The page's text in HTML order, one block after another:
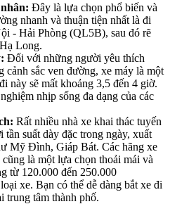
Đây là lựa chọn phổ biến và
nhanh và thuận tiện nhất là đi
- Hải Phòng (QL5B), sau đó rẽ
Long.
Đối với những người yêu thích
cảnh sắc ven đường, xe máy là một
này sẽ mất khoảng 3,5 đến 4 giờ.
nhịp sống đa dạng của các
Rất nhiều nhà xe khai thác tuyến
suất dày đặc trong ngày, xuất
Mỹ Đình, Giáp Bát. Các hãng xe
là một lựa chọn thoải mái và
từ 120.000 đến 250.000
xe. Bạn có thể dễ dàng bắt xe đi
trung tâm thành phố.